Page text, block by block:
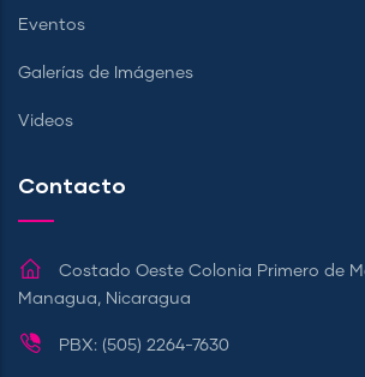
Eventos
Galerías de Imágenes
Videos
Contacto
Costado Oeste Colonia Primero de
Managua, Nicaragua
PBX: (505) 2264-7630